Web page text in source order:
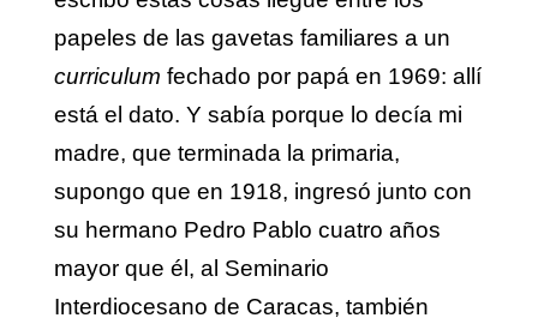
papeles de las gavetas familiares a un
curriculum fechado por papá en 1969: allí
está el dato. Y sabía porque lo decía mi
madre, que terminada la primaria,
supongo que en 1918, ingresó junto con
su hermano Pedro Pablo cuatro años
mayor que él, al Seminario
Interdiocesano de Caracas, también